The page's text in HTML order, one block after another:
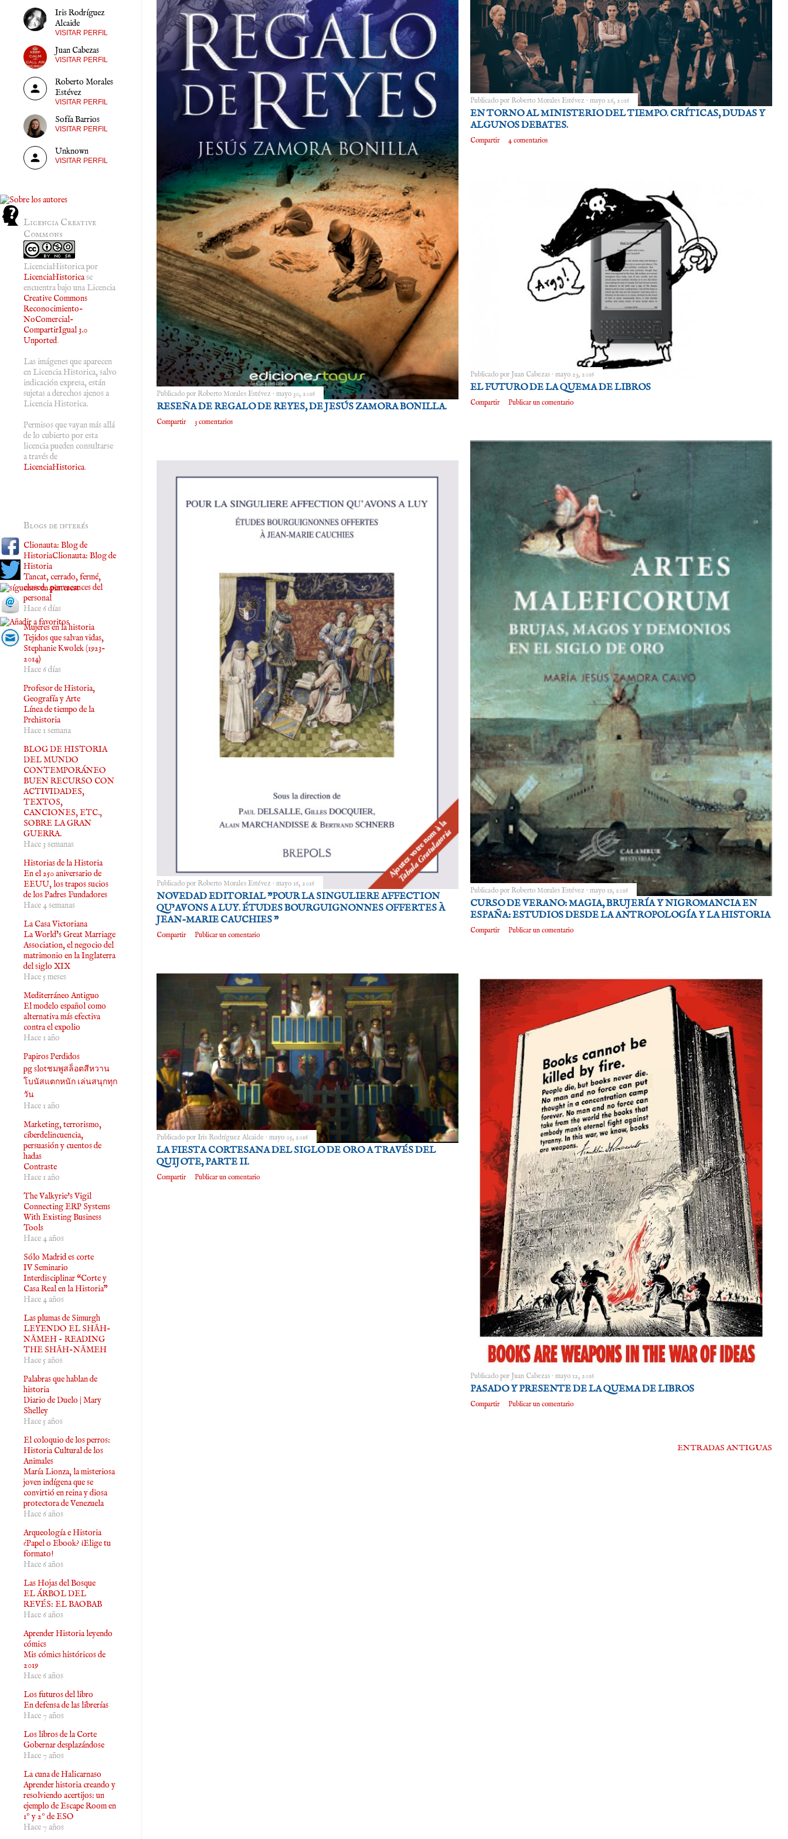
Publicado por Roberto Morales Estévez mayo 30, 2016
RESEÑA DE REGALO DE REYES, DE JESÚS ZAMORA BONILLA.
Compartir 3 comentarios
Publicado por Roberto Morales Estévez mayo 26, 2016
EN TORNO AL MINISTERIO DEL TIEMPO. CRÍTICAS, DUDAS Y
ALGUNOS DEBATES.
Compartir 4 comentarios
Publicado por Juan Cabezas mayo 23, 2016
EL FUTURO DE LA QUEMA DE LIBROS
Compartir Publicar un comentario
Publicado por Roberto Morales Estévez mayo 19, 2016
CURSO DE VERANO: MAGIA, BRUJERÍA Y NIGROMANCIA EN
ESPAÑA: ESTUDIOS DESDE LA ANTROPOLOGÍA Y LA HISTORIA
Compartir Publicar un comentario
Publicado por Roberto Morales Estévez mayo 16, 2016
NOVEDAD EDITORIAL "POUR LA SINGULIERE AFFECTION
QU’AVONS A LUY. ÉTUDES BOURGUIGNONNES OFFERTES À
JEAN-MARIE CAUCHIES "
Compartir Publicar un comentario
Publicado por Juan Cabezas mayo 12, 2016
PASADO Y PRESENTE DE LA QUEMA DE LIBROS
Compartir Publicar un comentario
Publicado por Iris Rodríguez Alcaide mayo 05, 2016
LA FIESTA CORTESANA DEL SIGLO DE ORO A TRAVÉS DEL
QUIJOTE, PARTE II.
Compartir Publicar un comentario
ENTRADAS ANTIGUAS
Iris Rodríguez
Alcaide
VISITAR PERFIL
Juan Cabezas
VISITAR PERFIL
Roberto Morales
Estévez
VISITAR PERFIL
Sofía Barrios
VISITAR PERFIL
Unknown
VISITAR PERFIL
Licencia Creative
Commons
LicenciaHistoricapor
LicenciaHistoricase
encuentra bajo una Licencia
Creative Commons
Reconocimiento-
NoComercial-
CompartirIgual 3.0
Unported.
Las imágenes que aparecen
en Licencia Historica, salvo
indicación expresa, están
sujetas a derechos ajenos a
Licencia Historica.
Permisos que vayan más allá
de lo cubierto por esta
licencia pueden consultarse
a través de
LicenciaHistorica.
Blogs de interés
Clionauta: Blog de
HistoriaClionauta: Blog de
Historia
Tancat, cerrado, fermé,
closed…per vacances del
personal
Hace 6 días
Mujeres en la historia
Tejidos que salvan vidas,
Stephanie Kwolek (1923-
2014)
Hace 6 días
Profesor de Historia,
Geografía y Arte
Línea de tiempo de la
Prehistoria
Hace 1 semana
BLOG DE HISTORIA
DEL MUNDO
CONTEMPORÁNEO
BUEN RECURSO CON
ACTIVIDADES,
TEXTOS,
CANCIONES, ETC.,
SOBRE LA GRAN
GUERRA.
Hace 3 semanas
Historias de la Historia
En el 250 aniversario de
EEUU, los trapos sucios
de los Padres Fundadores
Hace 4 semanas
La Casa Victoriana
La World’s Great Marriage
Association, el negocio del
matrimonio en la Inglaterra
del siglo XIX
Hace 5 meses
Mediterráneo Antiguo
El modelo español como
alternativa más efectiva
contra el expolio
Hace 1 año
Papiros Perdidos
pg slotชมพูสล็อตสีหวาน
โบนัสแตกหนัก เล่นสนุกทุก
วัน
Hace 1 año
Marketing, terrorismo,
ciberdelincuencia,
persuasión y cuentos de
hadas
Contraste
Hace 1 año
The Valkyrie's Vigil
Connecting ERP Systems
With Existing Business
Tools
Hace 4 años
Sólo Madrid es corte
IV Seminario
Interdisciplinar “Corte y
Casa Real en la Historia”
Hace 4 años
Las plumas de Simurgh
LEYENDO EL SHĀH-
NĀMEH - READING
THE SHĀH-NĀMEH
Hace 5 años
Palabras que hablan de
historia
Diario de Duelo | Mary
Shelley
Hace 5 años
El coloquio de los perros:
Historia Cultural de los
Animales
María Lionza, la misteriosa
joven indígena que se
convirtió en reina y diosa
protectora de Venezuela
Hace 6 años
Arqueología e Historia
¿Papel o Ebook? ¡Elige tu
formato!
Hace 6 años
Las Hojas del Bosque
EL ÁRBOL DEL
REVÉS: EL BAOBAB
Hace 6 años
Aprender Historia leyendo
cómics
Mis cómics históricos de
2019
Hace 6 años
Los futuros del libro
En defensa de las librerías
Hace 7 años
Los libros de la Corte
Gobernar desplazándose
Hace 7 años
La cuna de Halicarnaso
Aprender historia creando y
resolviendo acertijos: un
ejemplo de Escape Room en
1º y 2º de ESO
Hace 7 años